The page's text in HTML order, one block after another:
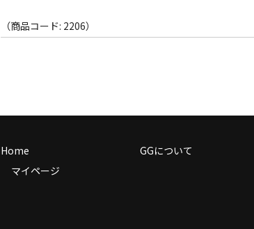
（商品コード: 2206）
Home
マイページ
GGについて